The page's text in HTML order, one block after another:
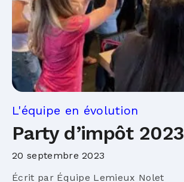
L'équipe en évolution
Party d’impôt 2023
20 septembre 2023
Écrit par Équipe Lemieux Nolet